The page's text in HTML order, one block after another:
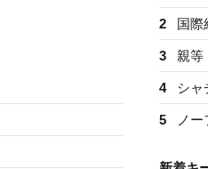
2 国際
3 親等
4 シャ
5 ノ